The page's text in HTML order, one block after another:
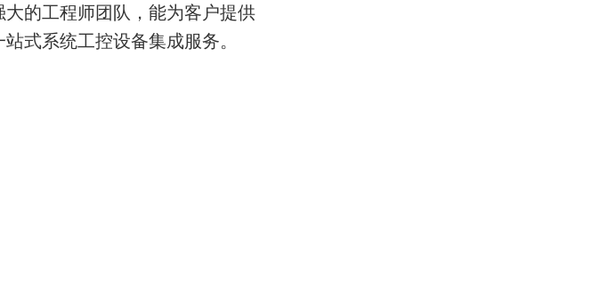
的工程师团队，能为客户提供
式系统工控设备集成服务。